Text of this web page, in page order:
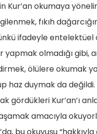
Kur’an okumaya
fıkıh
ifadeyle entelektüel
yapmak olmadığı gibi,
ölülere okumak
haz duymak da
gördükleri Kur’an’ı
amacıyla